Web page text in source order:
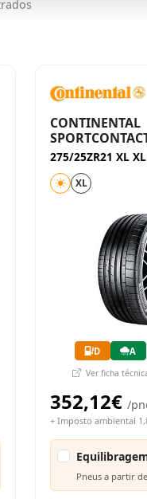
CONTINENTAL
275/25ZR21 XL
XL
D A
Ver ficha
352,12€ /
+ Imposto ambiental
Pneus a partir